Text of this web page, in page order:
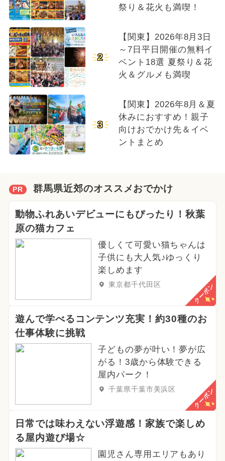
祭り＆花火も満喫！
2
【関東】2026年8月3日
～7日平日開催の無料イ
ベント18選 夏祭り＆花
火＆グルメも満喫
3
【関東】2026年8月＆夏
休みにおすすめ！親子
向けおでかけ先＆イベ
ントまとめ
PR 群馬県近郊のオススメおでかけ
動物ふれあいデビューにもぴったり！秋葉
原の猫カフェ
優しくて可愛い猫ちゃんは
子供にも大人気♪ゆっくり
楽しめます
東京都千代田区 クーポン
遊んで学べるコンテンツ充実！約30種のお
仕事体験に挑戦
子どもの夢が叶い！夢が広
がる！3歳から体験できる
屋内パーク！
千葉県千葉市美浜区 クーポン
日常では味わえない浮遊感！家族で楽しめ
る屋内遊び場☆
園児さん専用エリアもあり